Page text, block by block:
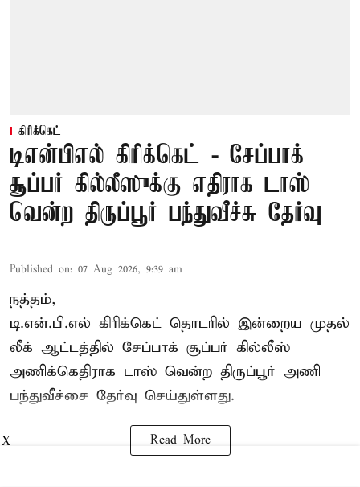
கிரிக்கெட்
டிஎன்பிஎல் கிரிக்கெட் - சேப்பாக்
சூப்பர் கில்லீஸுக்கு எதிராக டாஸ்
வென்ற திருப்பூர் பந்துவீச்சு தேர்வு
Published on: 07 Aug 2026, 9:39 am
நத்தம்,
டி.என்.பி.எல் கிரிக்கெட் தொடரில் இன்றைய முதல்
லீக் ஆட்டத்தில் சேப்பாக் சூப்பர் கில்லீஸ்
அணிக்கெதிராக டாஸ் வென்ற திருப்பூர் அணி
பந்துவீச்சை தேர்வு செய்துள்ளது.
Read More
X